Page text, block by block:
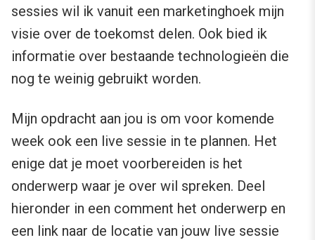
sessies wil ik vanuit een marketinghoek mijn
visie over de toekomst delen. Ook bied ik
informatie over bestaande technologieën die
nog te weinig gebruikt worden.
Mijn opdracht aan jou is om voor komende
week ook een live sessie in te plannen. Het
enige dat je moet voorbereiden is het
onderwerp waar je over wil spreken. Deel
hieronder in een comment het onderwerp en
een link naar de locatie van jouw live sessie